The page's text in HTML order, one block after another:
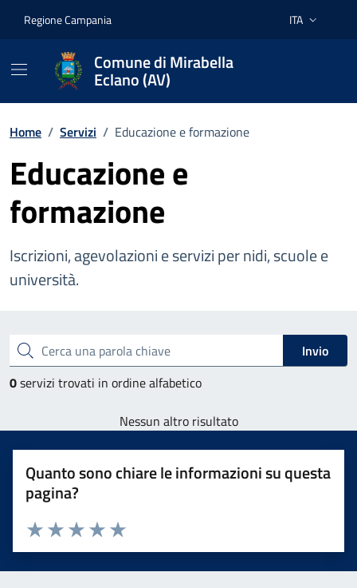
Regione Campania Lingua attiva:
ITA
Comune di Mirabella
Eclano (AV)
Home / Servizi / Educazione e formazione
Educazione e
formazione
Iscrizioni, agevolazioni e servizi per nidi, scuole e
università.
Cerca una parola chiave
Invio
0servizi trovati in ordine alfabetico
Nessun altro risultato
Quanto sono chiare le informazioni su questa
pagina?
Valuta 5 stelle su 5
Valuta 4 stelle su 5
Valuta 3 stelle su 5
Valuta 2 stelle su 5
Valuta 1 stelle su 5